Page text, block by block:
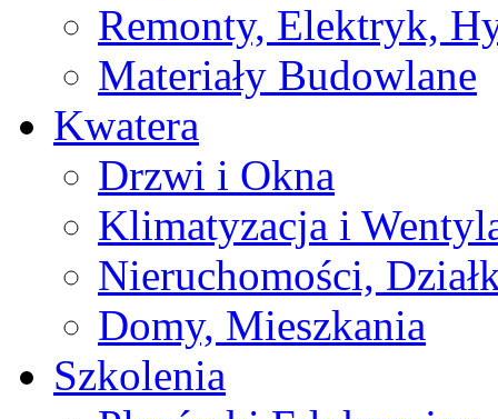
Remonty, Elektryk,
Materiały Budowlane
Kwatera
Drzwi i Okna
Klimatyzacja i
Nieruchomości,
Domy, Mieszkania
Szkolenia